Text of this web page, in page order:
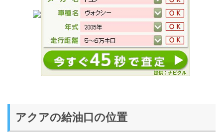
アクアの給油口の位置